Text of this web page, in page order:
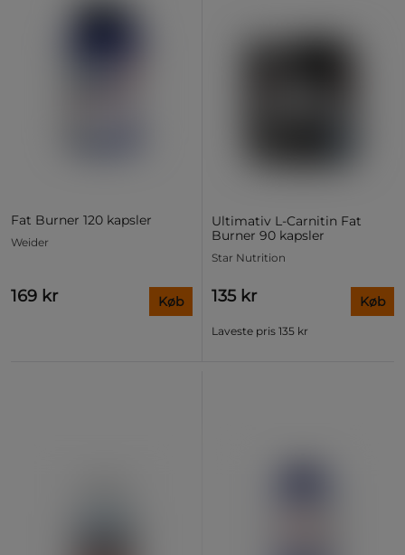
Fat Burner 120 kapsler
Weider
169 kr Køb
Ultimativ L-Carnitin Fat
Burner 90 kapsler
Star Nutrition
135 kr
Laveste pris 135 kr
Køb